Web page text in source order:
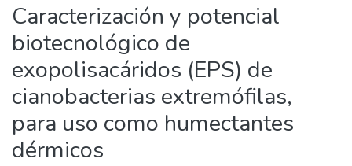
Caracterización y potencial
biotecnológico de
exopolisacáridos (EPS) de
cianobacterias extremófilas,
para uso como humectantes
dérmicos